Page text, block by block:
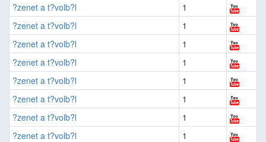
?zenet a t?volb?l
1
?zenet a t?volb?l
1
?zenet a t?volb?l
1
?zenet a t?volb?l
1
?zenet a t?volb?l
1
?zenet a t?volb?l
1
?zenet a t?volb?l
1
?zenet a t?volb?l
1